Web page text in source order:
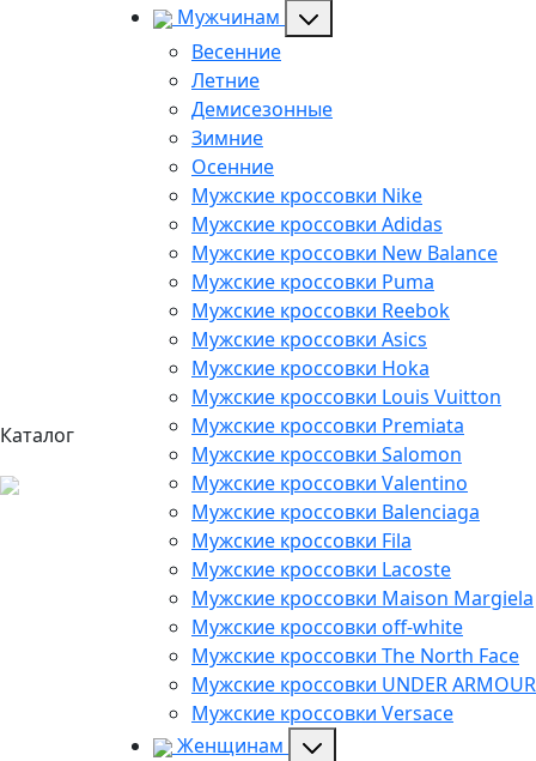
Каталог
Мужчинам
Весенние
Летние
Демисезонные
Зимние
Осенние
Мужские кроссовки Nike
Мужские кроссовки Adidas
Мужские кроссовки New Balance
Мужские кроссовки Puma
Мужские кроссовки Reebok
Мужские кроссовки Asics
Мужские кроссовки Hoka
Мужские кроссовки Louis Vuitton
Мужские кроссовки Premiata
Мужские кроссовки Salomon
Мужские кроссовки Valentino
Мужские кроссовки Balenciaga
Мужские кроссовки Fila
Мужские кроссовки Lacoste
Мужские кроссовки Maison Margiela
Мужские кроссовки off-white
Мужские кроссовки The North Face
Мужские кроссовки UNDER ARMOUR
Мужские кроссовки Versace
Женщинам